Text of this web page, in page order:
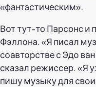
«фантастическим».
Вот тут-то Парсонс и
Фэллона. «Я писал
соавторстве с Эдо
сказал режиссер. «Я
пишу музыку для